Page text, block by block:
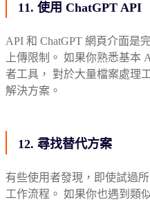
11. 使用 ChatGPT API
API 和 ChatGPT 網頁介面是
上傳限制。 如果你熟悉基本
者工具， 對於大量檔案處理
解決方案。
12. 尋找替代方案
有些使用者發現，即使試過
工作流程。 如果你也遇到類